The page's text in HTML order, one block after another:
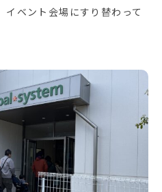
イベント会場にすり替わって